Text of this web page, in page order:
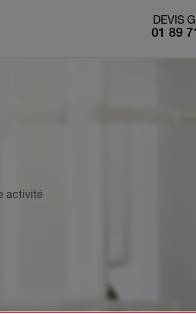
DEVIS
01 89
activité